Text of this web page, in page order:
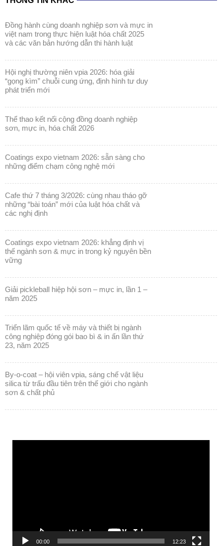
đồng hành cùng doanh nghiệp sơn và mực in
việt nam trong thực hiện luật hóa chất 2025
và các văn bản hướng dẫn thi hành luật
hội nghị thường niên vpia 2026: hóa giải
“gọng kìm” chuỗi cung ứng, định hình tư duy
phát triển mới
thể thao kết nối cộng đồng doanh nghiệp
sơn, mực in, hóa chất 2026
coatings expo vietnam 2026: sẵn sàng cho
những điểm chạm công nghệ mới
cafe thứ 7 tháng 3/2026: cùng nhau tháo gỡ
những “bài toán” mới của luật hóa chất và
các nghị định
coatings expo vietnam 2026: khẳng định vị
thế ngành sơn & mực in trong kỷ nguyên bền
vững
giải pickleball hiệp hội sơn – mực in, lần 1 –
năm 2025
triển lãm quốc tế về máy và thiết bị ngành
công nghiệp đóng gói bao bì & in ấn lần thứ
23, năm 2025
by-o-coat – hội viên vpia, sáng chế vật liệu
silica từ trấu đầu tiên trên thế giới cho ngành
sơn & chất phủ
00:00 12:23